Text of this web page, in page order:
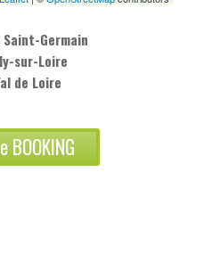
Saint-Germain
sur-Loire
de Loire